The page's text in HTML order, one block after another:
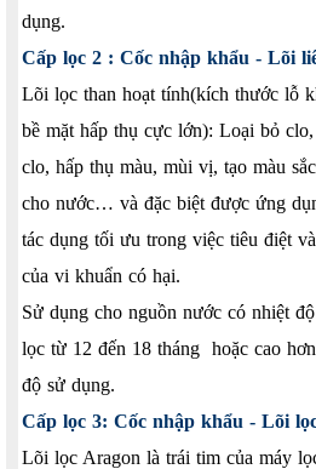
dụng.
Cấp lọc 2 : Cốc nhập khẩu - Lõi
Lõi lọc than hoạt tính(kích thước lỗ
bề mặt hấp thụ cực lớn): Loại bỏ
clo, hấp thụ màu, mùi vị, tạo màu
cho nước… và đặc biệt được ứng
tác dụng tối ưu trong việc tiêu điệt
của vi khuẩn có hại.
Sử dụng cho nguồn nước có nhiệt
lọc từ 12 đến 18 tháng hoặc cao
độ sử dụng.
Cấp lọc 3: Cốc nhập khẩu - Lõi
Lõi lọc Aragon là trái tim của máy